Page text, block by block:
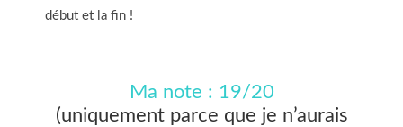
début et la fin !
Ma note : 19/20
(uniquement parce que je n’aurais